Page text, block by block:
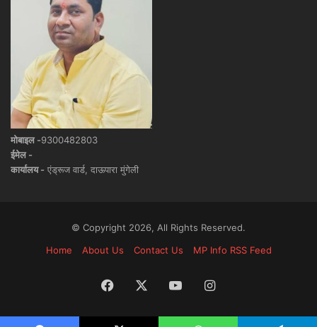
मोबाइल -9300482803
ईमेल -
कार्यालय - एंड्रूज वार्ड, दाऊपारा मुंगेली
© Copyright 2026, All Rights Reserved.
Home
About Us Contact Us MP Info RSS Feed
Facebook YouTubeInstagram